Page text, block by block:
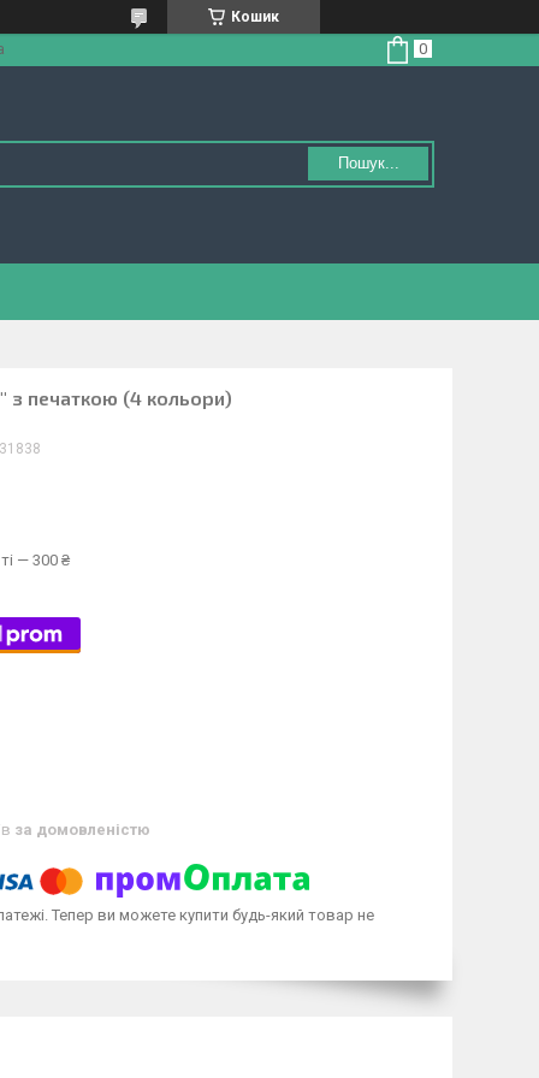
Кошик
Пошук...
з печаткою (4 кольори)
31838
— 300 ₴
за домовленістю
Тепер ви можете купити будь-який товар не